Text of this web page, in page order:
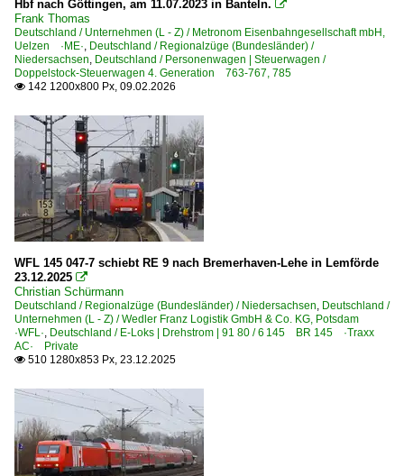
0 640 BR 640 ·Coradia Lint 27·
0 642 BR 642 ·Desiro·
0 643 BR 643 ·Talent· Private
0 648 BR 648 ·Coradia Lint 41·
0 648 BR 648 ·Coradia Lint 41· Private
Dieseltriebzüge | bis 1970 und Altbautriebzüge
DB VT 24 · BR 624 auch VT 23
E-Loks | Drehstrom | 91 80
6 101 BR 101 Lokportraits
6 120 BR 120.2 DB Regio
6 145 BR 145 ·Traxx AC·
6 145 BR 145 ·Traxx AC· Private
6 146 BR 146 ·Traxx AC1/2·
6 146 BR 146 ·Traxx AC1/2· Lokportraits
6 146 BR 146 ·Traxx AC1/2· Private
6 146 BR 146 ·Traxx AC1/2· Werbeloks
6 147 BR 147 ·Traxx AC3·
Hbf nach Göttingen, am 11.07.2023 in Banteln. 
Frank Thomas
Deutschland / Unternehmen (L - Z) / Metronom Eisenbahngesellschaft mbH,
Uelzen ·ME·, Deutschland / Regionalzüge (Bundesländer) /
Niedersachsen, Deutschland / Personenwagen | Steuerwagen /
Doppelstock-Steuerwagen 4. Generation 763-767, 785
 142 1200x800 Px, 09.02.2026
WFL 145 047-7 schiebt RE 9 nach Bremerhaven-Lehe in Lemförde
23.12.2025 
Christian Schürmann
Deutschland / Regionalzüge (Bundesländer) / Niedersachsen, Deutschland /
Unternehmen (L - Z) / Wedler Franz Logistik GmbH & Co. KG, Potsdam
·WFL·, Deutschland / E-Loks | Drehstrom | 91 80 / 6 145 BR 145 ·Traxx
AC· Private
 510 1280x853 Px, 23.12.2025